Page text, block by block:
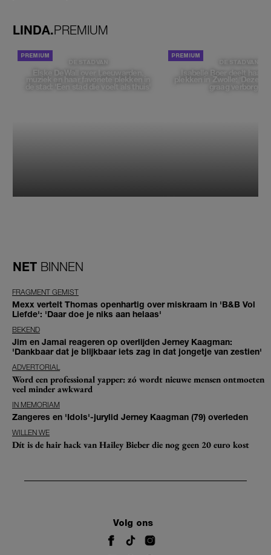
LINDA.PREMIUM
DE STAD VAN
Elske DeWall over Leeuwarden,
muziek en haar favoriete plekken in
de stad: 'Een stad die voelt als thuis'
DE STAD VAN
Isabelle Boer deelt haar
plekken in Zwolle: 'Deze
graag verborgen'
NET BINNEN
FRAGMENT GEMIST
Mexx vertelt Thomas openhartig over miskraam in 'B&B Vol
Liefde': 'Daar doe je niks aan helaas'
BEKEND
Jim en Jamai reageren op overlijden Jerney Kaagman:
'Dankbaar dat je blijkbaar iets zag in dat jongetje van zestien'
ADVERTORIAL
Word een professional yapper: zó wordt nieuwe mensen ontmoeten
veel minder awkward
IN MEMORIAM
Zangeres en 'Idols'-jurylid Jerney Kaagman (79) overleden
WILLEN WE
Dít is de hair hack van Hailey Bieber die nog geen 20 euro kost
Volg ons